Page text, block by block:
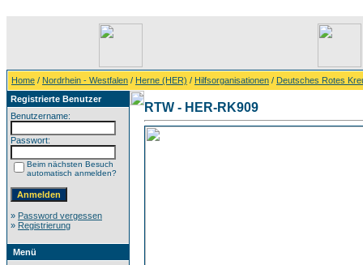
Home / Nordrhein - Westfalen / Herne (HER) / Hilfsorganisationen / Deutsches Rotes
Registrierte Benutzer
Benutzername:
Passwort:
Beim nächsten Besuch
automatisch anmelden?
» Password vergessen
» Registrierung
Menü
RTW - HER-RK909